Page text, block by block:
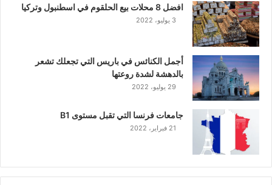
افضل 8 محلات بيع الحلقوم في اسطنبول وتركيا
3 يوليو، 2022
أجمل الكنائس في باريس التي تجعلك تشعر
بالدهشة لشدة روعتها
29 يوليو، 2022
جامعات فرنسا التي تقبل مستوى B1
21 فبراير، 2022